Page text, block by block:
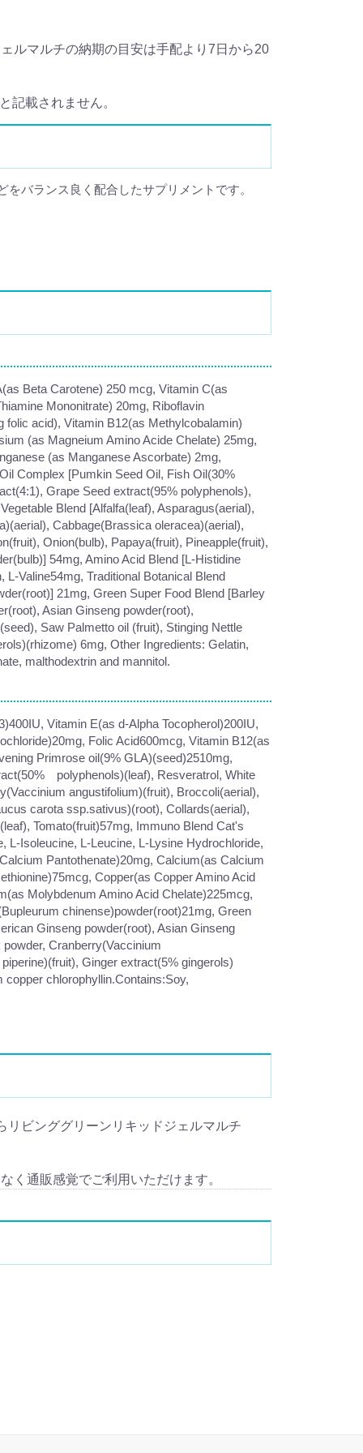
ルマルチの納期の目安は手配より7日から20
記載されません。
バランス良く配合したサプリメントです。
Beta Carotene) 250 mcg, Vitamin C(as
Mononitrate) 20mg, Riboflavin
acid), Vitamin B12(as Methylcobalamin)
(as Magneium Amino Acide Chelate) 25mg,
(as Manganese Ascorbate) 2mg,
Complex [Pumkin Seed Oil, Fish Oil(30%
Grape Seed extract(95% polyphenols),
Blend [Alfalfa(leaf), Asparagus(aerial),
Cabbage(Brassica oleracea)(aerial),
Onion(bulb), Papaya(fruit), Pineapple(fruit),
54mg, Amino Acid Blend [L-Histidine
Valine54mg, Traditional Botanical Blend
21mg, Green Super Food Blend [Barley
Asian Ginseng powder(root),
Saw Palmetto oil (fruit), Stinging Nettle
6mg, Other Ingredients: Gelatin,
malthodextrin and mannitol.
Vitamin E(as d-Alpha Tocopherol)200IU,
Folic Acid600mcg, Vitamin B12(as
Primrose oil(9% GLA)(seed)2510mg,
polyphenols)(leaf), Resveratrol, White
angustifolium)(fruit), Broccoli(aerial),
carota ssp.sativus)(root), Collards(aerial),
Tomato(fruit)57mg, Immuno Blend Cat's
L-Isoleucine, L-Leucine, L-Lysine Hydrochloride,
Pantothenate)20mg, Calcium(as Calcium
Copper(as Copper Amino Acid
Molybdenum Amino Acid Chelate)225mcg,
chinense)powder(root)21mg, Green
Ginseng powder(root), Asian Ginseng
Cranberry(Vaccinium
Ginger extract(5% gingerols)
chlorophyllin.Contains:Soy,
リビンググリーンリキッドジェルマルチ
く通販感覚でご利用いただけます。